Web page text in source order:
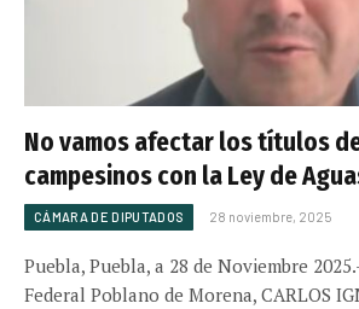
No vamos afectar los títulos
campesinos con la Ley de
CÁMARA DE DIPUTADOS 28 noviembre, 2025
Puebla, Puebla, a 28 de Noviembre
Federal Poblano de Morena, CARLOS